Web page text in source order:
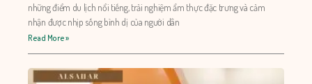
những điểm du lịch nổi tiếng, trải nghiệm ẩm thực đặc trưng và cảm
nhận được nhịp sống bình dị của người dân
Read More »